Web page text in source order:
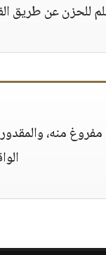
للحزن عن طريق
مفروغ منه،